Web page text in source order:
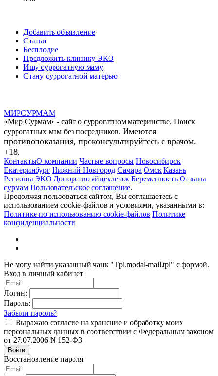
Добавить объявление
Статьи
Бесплодие
Предложить клинику ЭКО
Ищу суррогатную маму
Стану суррогатной матерью
МИРСУРМАМ
«Мир Сурмам» - сайт о суррогатном материнстве. Поиск
суррогатных мам без посредников. Имеются
противопоказания, проконсультируйтесь с врачом.
+18.
КонтактыО компании Частые вопросы Новосибирск
Екатеринбург Нижний Новгород Самара Омск Казань
Регионы ЭКО Донорство яйцеклеток Беременность Отзывы
сурмам Пользовательское соглашение.
Продолжая пользоваться сайтом, Вы соглашаетесь с
использованием cookie-файлов и условиями, указанными в:
Политике по использованию cookie-файлов Политике
конфиденциальности
Не могу найти указанный чанк "Tpl.modal-mail.tpl" с формой.
Вход в личный кабинет
Логин:
Пароль:
Забыли пароль?
Выражаю согласие на хранение и обработку моих
персональных данных в соответствии с Федеральным законом
от 27.07.2006 N 152-ФЗ
Войти
Восстановление пароля